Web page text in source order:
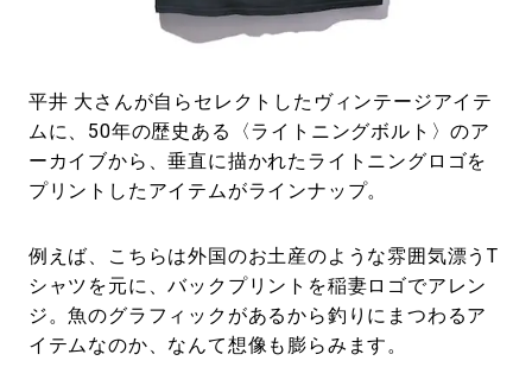
平井 大さんが自らセレクトしたヴィンテージアイテ
ムに、50年の歴史ある〈ライトニングボルト〉のア
ーカイブから、垂直に描かれたライトニングロゴを
プリントしたアイテムがラインナップ。
例えば、こちらは外国のお土産のような雰囲気漂うT
シャツを元に、バックプリントを稲妻ロゴでアレン
ジ。魚のグラフィックがあるから釣りにまつわるア
イテムなのか、なんて想像も膨らみます。